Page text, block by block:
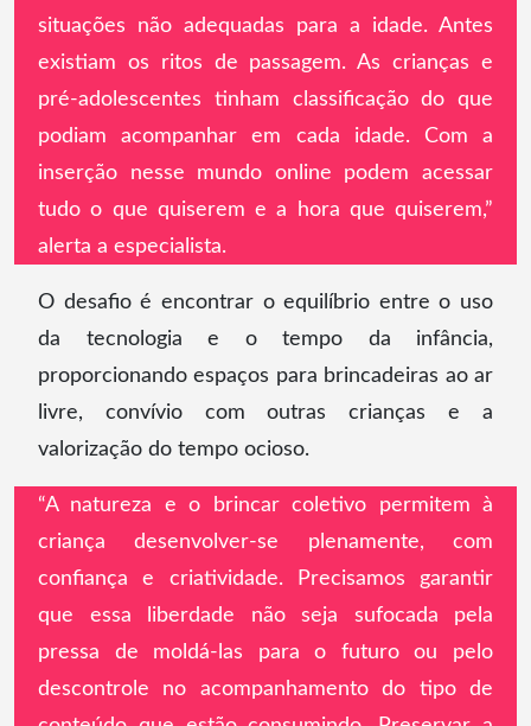
situações não adequadas para a idade. Antes
existiam os ritos de passagem. As crianças e
pré-adolescentes tinham classificação do que
podiam acompanhar em cada idade. Com a
inserção nesse mundo online podem acessar
tudo o que quiserem e a hora que quiserem,”
alerta a especialista.
O desafio é encontrar o equilíbrio entre o uso
da tecnologia e o tempo da infância,
proporcionando espaços para brincadeiras ao ar
livre, convívio com outras crianças e a
valorização do tempo ocioso.
“A natureza e o brincar coletivo permitem à
criança desenvolver-se plenamente, com
confiança e criatividade. Precisamos garantir
que essa liberdade não seja sufocada pela
pressa de moldá-las para o futuro ou pelo
descontrole no acompanhamento do tipo de